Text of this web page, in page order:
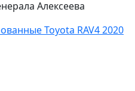
Алексеева
Toyota RAV4 2020